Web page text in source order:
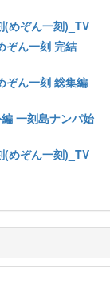
めぞん一刻)_TV
ん一刻 完結
ん一刻 総集編
一刻島ナンパ始
めぞん一刻)_TV